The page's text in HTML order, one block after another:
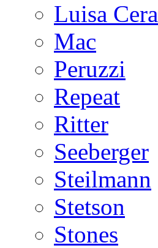
Luisa
Mac
Peruzzi
Repeat
Ritter
Seeberger
Steilmann
Stetson
Stones